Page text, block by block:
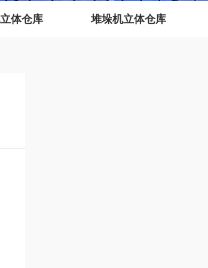
体仓库 堆垛机立体仓库